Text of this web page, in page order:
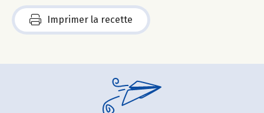
Imprimer la recette